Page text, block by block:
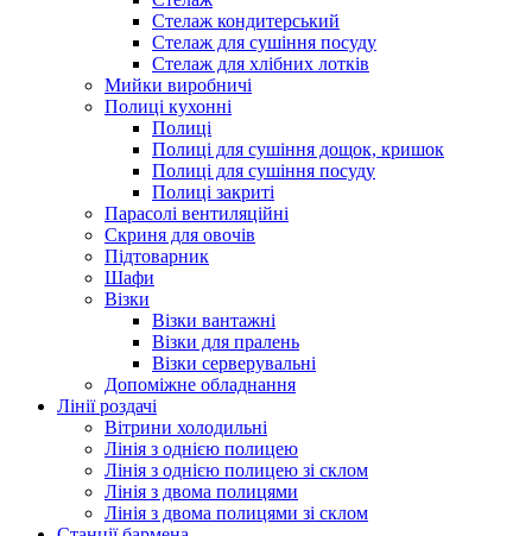
Стелаж кондитерський
Стелаж для сушіння посуду
Стелаж для хлібних лотків
Мийки виробничі
Полиці кухонні
Полиці
Полиці для сушіння дощок, кришок
Полиці для сушіння посуду
Полиці закриті
Парасолі вентиляційні
Скриня для овочів
Підтоварник
Шафи
Візки
Візки вантажні
Візки для пралень
Візки серверувальні
Допоміжне обладнання
Лінії роздачі
Вітрини холодильні
Лінія з однією полицею
Лінія з однією полицею зі склом
Лінія з двома полицями
Лінія з двома полицями зі склом